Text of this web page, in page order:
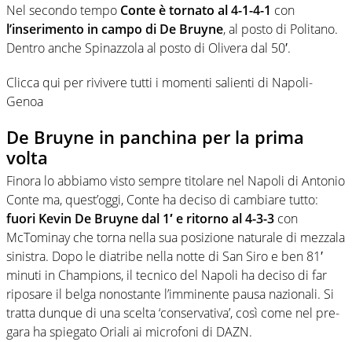
Nel secondo tempo Conte è tornato al 4-1-4-1 con
l’inserimento in campo di De Bruyne, al posto di Politano.
Dentro anche Spinazzola al posto di Olivera dal 50′.
Clicca qui per rivivere tutti i momenti salienti di Napoli-
Genoa
De Bruyne in panchina per la prima
volta
Finora lo abbiamo visto sempre titolare nel Napoli di Antonio
Conte ma, quest’oggi, Conte ha deciso di cambiare tutto:
fuori Kevin De Bruyne dal 1′ e ritorno al 4-3-3 con
McTominay che torna nella sua posizione naturale di mezzala
sinistra. Dopo le diatribe nella notte di San Siro e ben 81′
minuti in Champions, il tecnico del Napoli ha deciso di far
riposare il belga nonostante l’imminente pausa nazionali. Si
tratta dunque di una scelta ‘conservativa’, così come nel pre-
gara ha spiegato Oriali ai microfoni di DAZN.